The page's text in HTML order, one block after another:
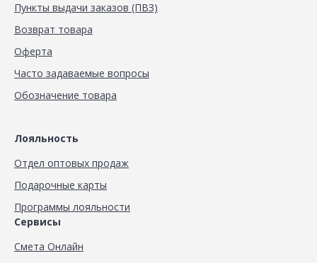
Пункты выдачи заказов (ПВЗ)
Возврат товара
Оферта
Часто задаваемые вопросы
Обозначение товара
Лояльность
Отдел оптовых продаж
Подарочные карты
Программы лояльности
Сервисы
Смета Онлайн